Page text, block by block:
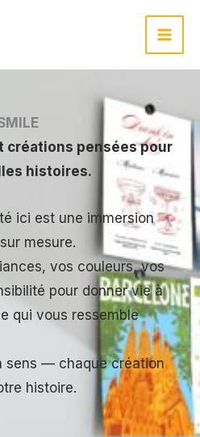
créations pensées pour
histoires.
ici est une immersion
mesure.
vos couleurs, vos
pour donner vie à
qui vous ressemble
sens — chaque création
histoire.